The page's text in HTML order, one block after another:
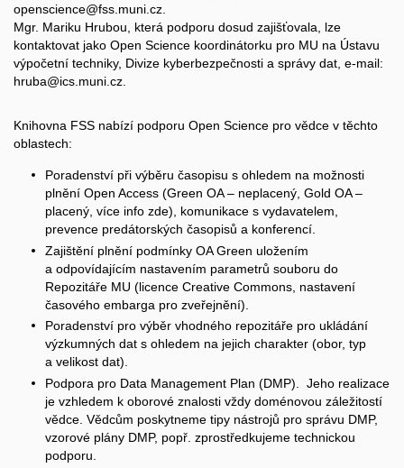
openscience@fss.muni.cz
Mgr. Mariku Hrubou, která podporu dosud zajišťovala, lze
kontaktovat jako Open Science koordinátorku pro MU na Ústavu
výpočetní techniky, Divize kyberbezpečnosti a správy dat, e-mail:
hruba@ics.muni.cz
Knihovna FSS nabízí podporu Open Science pro vědce v těchto
oblastech:
Poradenství při výběru časopisu s ohledem na možnosti
plnění Open Access (Green OA – neplacený, Gold OA –
placený, více info zde), komunikace s vydavatelem,
prevence predátorských časopisů a konferencí.
Zajištění plnění podmínky OA Green uložením
a odpovídajícím nastavením parametrů souboru do
Repozitáře MU (licence Creative Commons, nastavení
časového embarga pro zveřejnění).
Poradenství pro výběr vhodného repozitáře pro ukládání
výzkumných dat s ohledem na jejich charakter (obor, typ
a velikost dat).
Podpora pro Data Management Plan (DMP). Jeho realizace
je vzhledem k oborové znalosti vždy doménovou záležitostí
vědce. Vědcům poskytneme tipy nástrojů pro správu DMP,
vzorové plány DMP, popř. zprostředkujeme technickou
podporu.